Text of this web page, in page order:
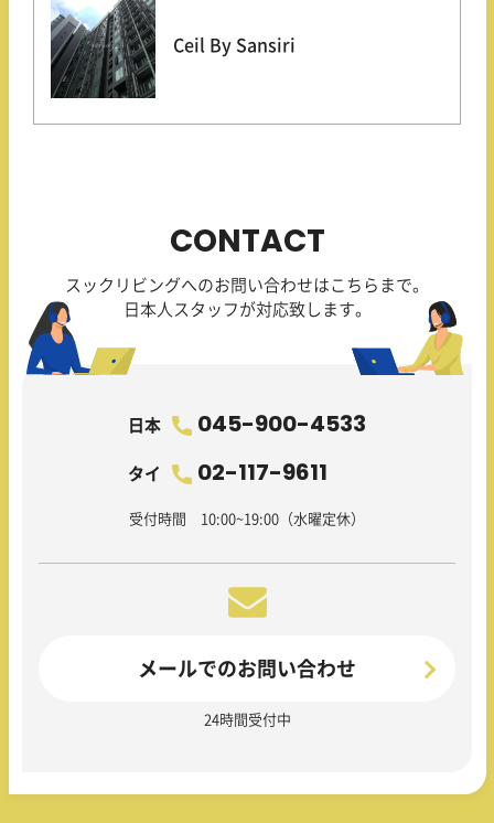
Ceil By Sansiri
CONTACT
スックリビングへのお問い合わせはこちらまで。
日本人スタッフが対応致します。
日本 045-900-4533
タイ 02-117-9611
受付時間 10:00~19:00（水曜定休）
メールでのお問い合わせ
24時間受付中